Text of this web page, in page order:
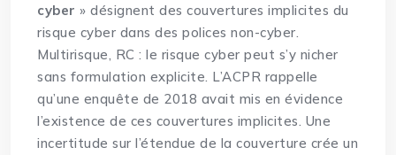
cyber » désignent des couvertures implicites du
risque cyber dans des polices non-cyber.
Multirisque, RC : le risque cyber peut s’y nicher
sans formulation explicite. L’ACPR rappelle
qu’une enquête de 2018 avait mis en évidence
l’existence de ces couvertures implicites. Une
incertitude sur l’étendue de la couverture crée un